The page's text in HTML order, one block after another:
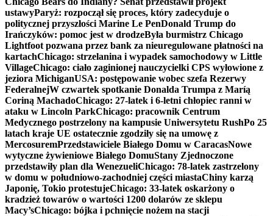
ustawyParyż: rozpoczął się proces, który zadecyduje o
politycznej przyszłości Marine Le PenDonald Trump do
Irańczyków: pomoc jest w drodzeByła burmistrz Chicago
Lightfoot pozwana przez bank za nieuregulowane płatności na
kartachChicago: strzelanina i wypadek samochodowy w Little
VillageChicago: ciało zaginionej nauczycielki CPS wyłowione z
jeziora MichiganUSA: postępowanie wobec szefa Rezerwy
FederalnejW czwartek spotkanie Donalda Trumpa z Maríą
Coriną MachadoChicago: 27-latek i 6-letni chłopiec ranni w
ataku w Lincoln ParkChicago: pracownik Centrum
Medycznego postrzelony na kampusie Uniwersytetu RushPo 25
latach kraje UE ostatecznie zgodziły się na umowę z
MercosuremPrzedstawiciele Białego Domu w CaracasNowe
wytyczne żywieniowe Białego DomuStany Zjednoczone
przedstawiły plan dla WenezueliChicago: 78-latek zastrzelony
w domu w południowo-zachodniej części miastaChiny karzą
Japonię, Tokio protestujeChicago: 33-latek oskarżony o
kradzież towarów o wartości 1200 dolarów ze sklepu
Macy’sChicago: bójka i pchnięcie nożem na stacji